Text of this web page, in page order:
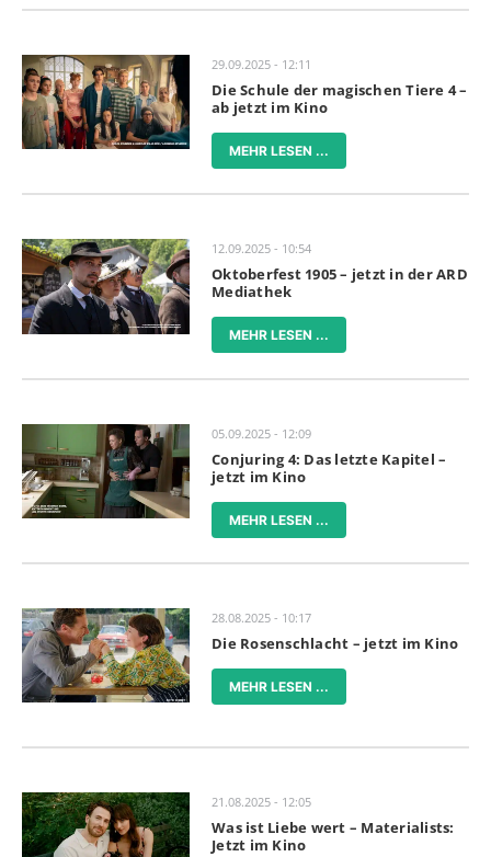
29.09.2025 - 12:11
Die Schule der magischen Tiere 4 –
ab jetzt im Kino
MEHR LESEN ...
12.09.2025 - 10:54
Oktoberfest 1905 – jetzt in der ARD
Mediathek
MEHR LESEN ...
05.09.2025 - 12:09
Conjuring 4: Das letzte Kapitel –
jetzt im Kino
MEHR LESEN ...
28.08.2025 - 10:17
Die Rosenschlacht – jetzt im Kino
MEHR LESEN ...
21.08.2025 - 12:05
Was ist Liebe wert – Materialists:
Jetzt im Kino